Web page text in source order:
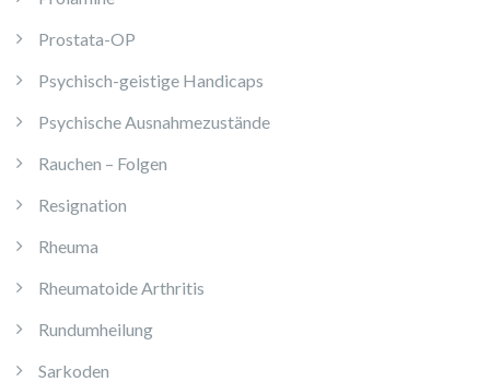
Prostata-OP
Psychisch-geistige Handicaps
Psychische Ausnahmezustände
Rauchen – Folgen
Resignation
Rheuma
Rheumatoide Arthritis
Rundumheilung
Sarkoden